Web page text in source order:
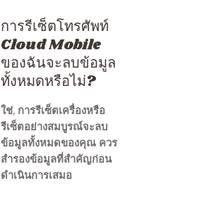
การรีเซ็ตโทรศัพท์
Cloud Mobile
ของฉันจะลบข้อมูล
ทั้งหมดหรือไม่?
ใช่, การรีเซ็ตเครื่องหรือ
รีเซ็ตอย่างสมบูรณ์จะลบ
ข้อมูลทั้งหมดของคุณ ควร
สำรองข้อมูลที่สำคัญก่อน
ดำเนินการเสมอ